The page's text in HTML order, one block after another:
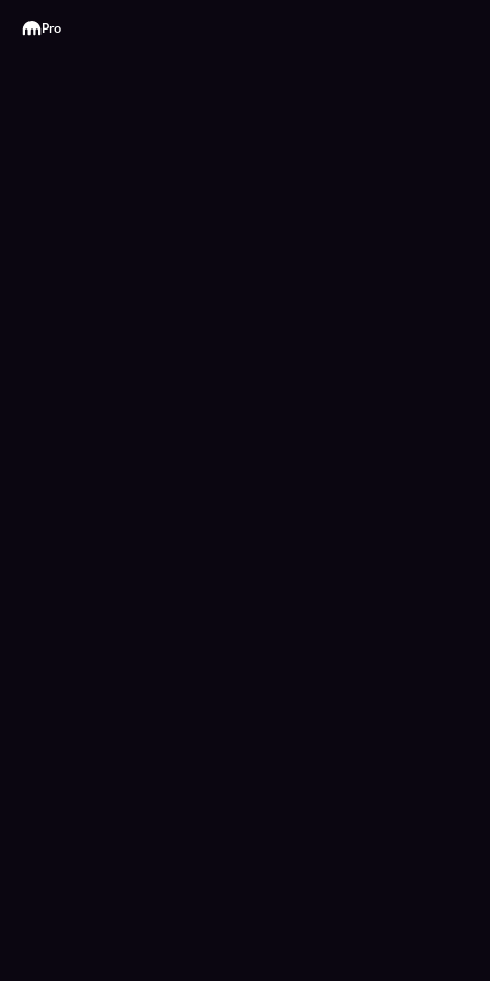
Kraken
Pro